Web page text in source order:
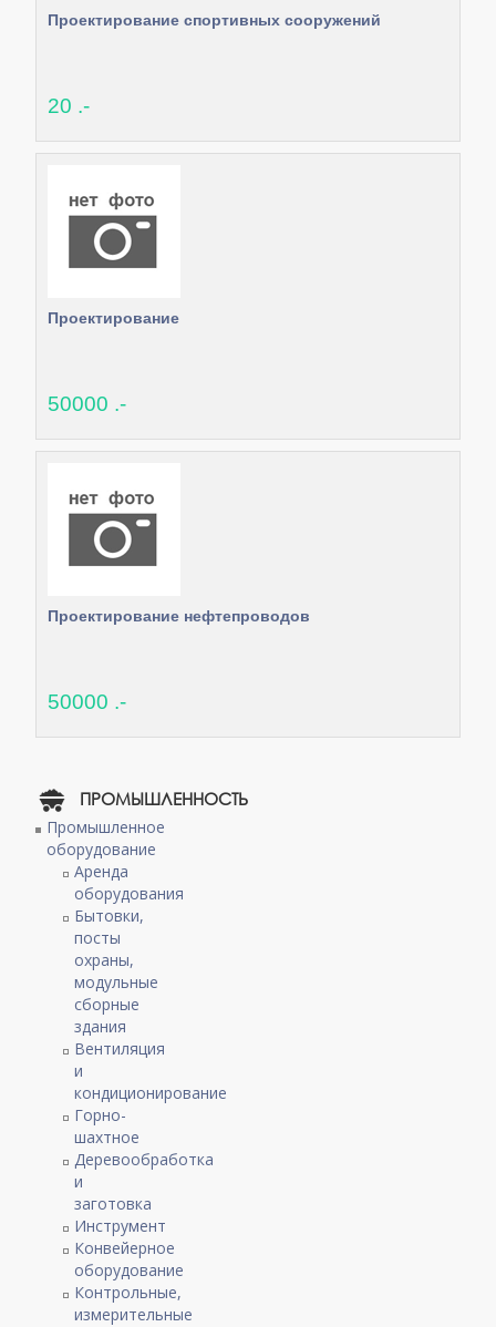
Проектирование спортивных сооружений
20 .-
Проектирование
50000 .-
Проектирование нефтепроводов
50000 .-
ПРОМЫШЛЕННОСТЬ
Промышленное
оборудование
Аренда
оборудования
Бытовки,
посты
охраны,
модульные
сборные
здания
Вентиляция
и
кондиционирование
Горно-
шахтное
Деревообработка
и
заготовка
Инструмент
Конвейерное
оборудование
Контрольные,
измерительные